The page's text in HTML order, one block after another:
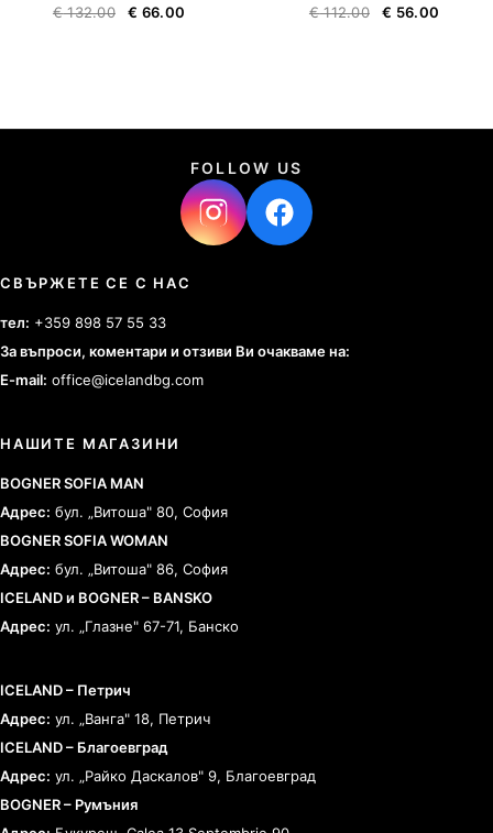
€132.00 € 66.00 €112.00 € 56.00
FOLLOW US
СВЪРЖЕТЕ СЕ С НАС
тел: +359 898 57 55 33
За въпроси, коментари и отзиви Ви очакваме на:
E-mail: office@icelandbg.com
НАШИТЕ МАГАЗИНИ
BOGNER SOFIA MAN
Адрес: бул. „Витоша" 80, София
BOGNER SOFIA WOMAN
Адрес: бул. „Витоша" 86, София
ICELAND и BOGNER – BANSKO
Адрес: ул. „Глазне" 67-71, Банско
ICELAND – Петрич
Адрес: ул. „Ванга" 18, Петрич
ICELAND – Благоевград
Адрес: ул. „Райко Даскалов" 9, Благоевград
BOGNER – Румъния